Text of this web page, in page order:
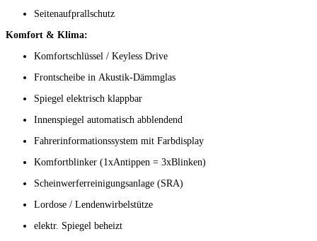
Seitenaufprallschutz
Komfort & Klima:
Komfortschlüssel / Keyless Drive
Frontscheibe in Akustik-Dämmglas
Spiegel elektrisch klappbar
Innenspiegel automatisch abblendend
Fahrerinformationssystem mit Farbdisplay
Komfortblinker (1xAntippen = 3xBlinken)
Scheinwerferreinigungsanlage (SRA)
Lordose / Lendenwirbelstütze
elektr. Spiegel beheizt